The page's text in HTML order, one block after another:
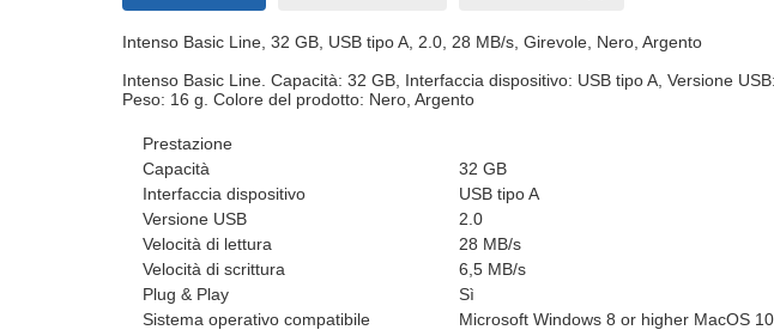
Intenso Basic Line, 32 GB, USB tipo A, 2.0, 28 MB/s, Girevole, Nero, Argento
Intenso Basic Line. Capacità: 32 GB, Interfaccia dispositivo: USB tipo A, Versione
Peso: 16 g. Colore del prodotto: Nero, Argento
Prestazione
Capacità
32 GB
Interfaccia dispositivo
USB tipo A
Versione USB
2.0
Velocità di lettura
28 MB/s
Velocità di scrittura
6,5 MB/s
Plug & Play
Sì
Sistema operativo compatibile
Microsoft Windows 8 or higher MacOS